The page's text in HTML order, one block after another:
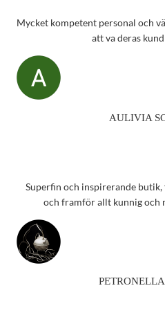
Mycket kompetent personal och
att va deras
AULIVIA
Superfin och inspirerande
och framför allt kunnig och